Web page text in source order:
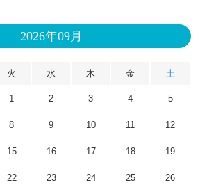
2026年09月
火 水 木 金 土
1 2 3 4 5
8 9 10 11 12
15 16 17 18 19
22 23 24 25 26